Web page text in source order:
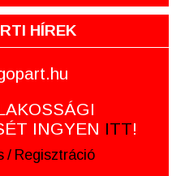
HÍREK
INGYEN ITT!
/ Regisztráció